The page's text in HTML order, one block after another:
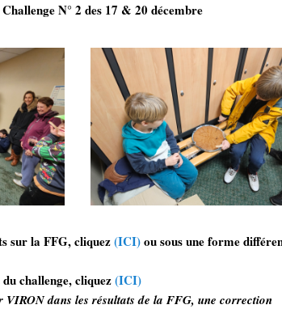
N° 2 des 17 & 20 décembre
sur la FFG, cliquez(ICI)ou sous une forme
challenge, cliquez(ICI)
VIRON dans les résultats de la FFG, une correction